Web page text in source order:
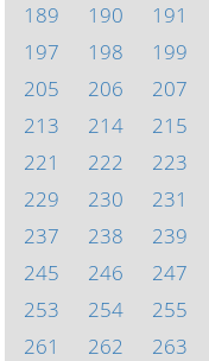
189
190 191
197
198 199
205
206 207
213
214 215
221
222 223
229
230 231
237
238 239
245
246 247
253
254 255
261
262 263